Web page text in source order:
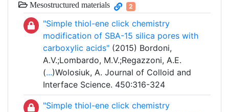
Mesostructured materials 2
"Simple thiol-ene click chemistry
modification of SBA-15 silica pores with
carboxylic acids" (2015) Bordoni,
A.V.;Lombardo, M.V.;Regazzoni, A.E.
(...)Wolosiuk, A. Journal of Colloid and
Interface Science. 450:316-324
"Simple thiol-ene click chemistry